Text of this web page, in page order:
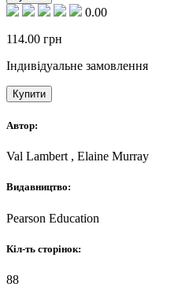
0.00
114.00 грн
Індивідуальне замовлення
Купити
Автор:
Val Lambert , Elaine Murray
Видавництво:
Pearson Education
Кіл-ть сторінок:
88